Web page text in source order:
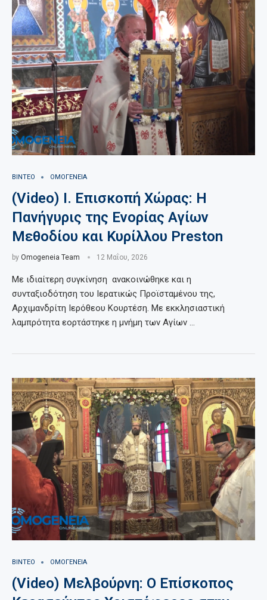
ΒΙΝΤΕΟ ΟΜΟΓΕΝΕΙΑ
(Video) Ι. Επισκοπή Χώρας: Η
Πανήγυρις της Ενορίας Αγίων
Μεθοδίου και Κυρίλλου Preston
by Omogeneia Team 12 Μαΐου, 2026
Με ιδιαίτερη συγκίνηση ανακοινώθηκε και η
συνταξιοδότηση του Ιερατικώς Προϊσταμένου της,
Αρχιμανδρίτη Ιερόθεου Κουρτέση. Με εκκλησιαστική
λαμπρότητα εορτάστηκε η μνήμη των Αγίων …
ΒΙΝΤΕΟ ΟΜΟΓΕΝΕΙΑ
(Video) Μελβούρνη: Ο Επίσκοπος